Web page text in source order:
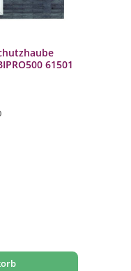
61501